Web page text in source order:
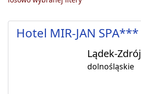
Hotel MIR-JAN SPA***
Lądek-Zdrój
dolnośląskie